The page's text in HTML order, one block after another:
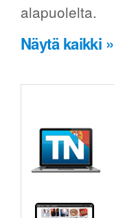
alapuolelta.
Näytä kaikki »